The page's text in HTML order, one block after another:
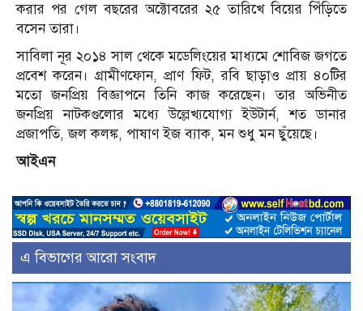
করার পর গেল বছরের অক্টোবরের ২৫ তারিখে বিয়ের পিঁড়িতে
বসেন তারা।
সাবিলা নূর ২০১৪ সাল থেকে মডেলিংয়ের মাধ্যমে শোবিজ জগতে
প্রবেশ করেন। গ্রামীণফোন, প্রাণ ফিট, রবি ছাড়াও প্রায় ৪০টির
মতো জনপ্রিয় বিজ্ঞাপনে তিনি কাজ করেছেন। তার অভিনীত
জনপ্রিয় নাটকগুলোর মধ্যে উল্লেখ্যযোগ্য ইউটার্ন, শত ডানার
প্রজাপতি, জল কলঙ্ক, পাষাণ ইজ ব্যাক, মন শুধু মন ছুঁয়েছে।
আইএন
এ বিভাগের আরো সংবাদ